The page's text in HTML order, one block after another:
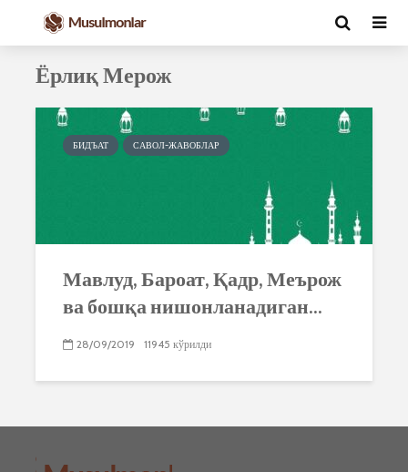
Ёрлиқ Мерож
БИДЪАТ САВОЛ-ЖАВОБЛАР
Мавлуд, Бароат, Қадр, Меърож
ва бошқа нишонланадиган...
28/09/2019 11945 кўрилди